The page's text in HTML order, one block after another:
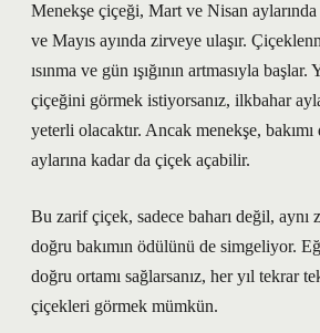
Menekşe çiçeği, Mart ve Nisan
ve Mayıs ayında zirveye ulaşır.
ısınma ve gün ışığının artmasıyla
çiçeğini görmek istiyorsanız, ilkbahar
yeterli olacaktır. Ancak menekşe, bakımı
aylarına kadar da çiçek açabilir.
Bu zarif çiçek, sadece baharı değil, aynı
doğru bakımın ödülünü de simgeliyor.
doğru ortamı sağlarsanız, her yıl tekrar
çiçekleri görmek mümkün.